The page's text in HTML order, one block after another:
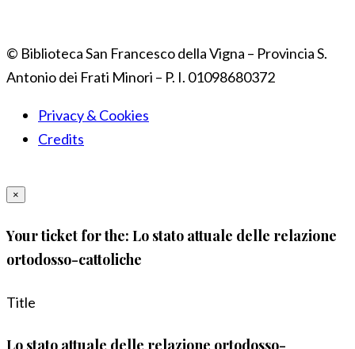
© Biblioteca San Francesco della Vigna – Provincia S.
Antonio dei Frati Minori – P. I. 01098680372
Privacy & Cookies
Credits
×
Your ticket for the: Lo stato attuale delle relazione
ortodosso-cattoliche
Title
Lo stato attuale delle relazione ortodosso-